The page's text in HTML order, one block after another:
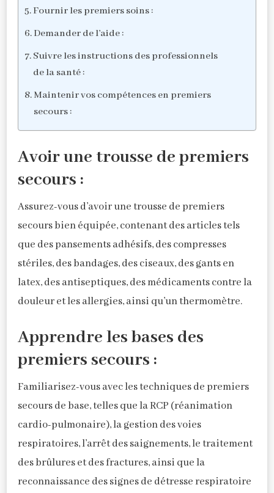
Fournir les premiers soins :
Demander de l’aide :
Suivre les instructions des professionnels
de la santé :
Maintenir vos compétences en premiers
secours :
Avoir une trousse de premiers
secours :
Assurez-vous d’avoir une trousse de premiers
secours bien équipée, contenant des articles tels
que des pansements adhésifs, des compresses
stériles, des bandages, des ciseaux, des gants en
latex, des antiseptiques, des médicaments contre la
douleur et les allergies, ainsi qu’un thermomètre.
Apprendre les bases des
premiers secours :
Familiarisez-vous avec les techniques de premiers
secours de base, telles que la RCP (réanimation
cardio-pulmonaire), la gestion des voies
respiratoires, l’arrêt des saignements, le traitement
des brûlures et des fractures, ainsi que la
reconnaissance des signes de détresse respiratoire